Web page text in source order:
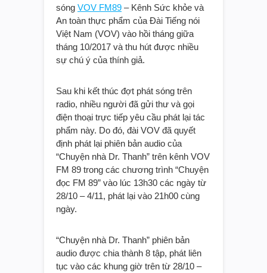
sóng VOV FM89 – Kênh Sức khỏe và
An toàn thực phẩm của Đài Tiếng nói
Việt Nam (VOV) vào hồi tháng giữa
tháng 10/2017 và thu hút được nhiều
sự chú ý của thính giả.
Sau khi kết thúc đợt phát sóng trên
radio, nhiều người đã gửi thư và gọi
điện thoại trực tiếp yêu cầu phát lại tác
phẩm này. Do đó, đài VOV đã quyết
định phát lại phiên bản audio của
“Chuyện nhà Dr. Thanh” trên kênh VOV
FM 89 trong các chương trình “Chuyện
đọc FM 89” vào lúc 13h30 các ngày từ
28/10 – 4/11, phát lại vào 21h00 cùng
ngày.
“Chuyện nhà Dr. Thanh” phiên bản
audio được chia thành 8 tập, phát liên
tục vào các khung giờ trên từ 28/10 –